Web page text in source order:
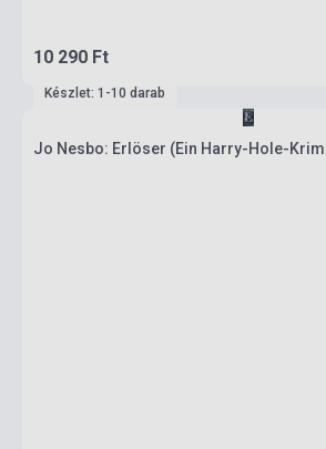
10 290 Ft
Készlet: 1-10 darab
Jo Nesbo: Erlöser (Ein Harry-Hole-